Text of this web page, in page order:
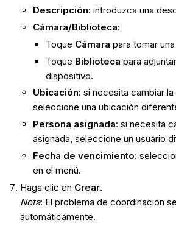
Descripción: introduzca una
Cámara/Biblioteca:
Toque Cámara para tomar
Toque Biblioteca para
dispositivo.
Ubicación: si necesita cambiar
seleccione una ubicación
Persona asignada: si necesita
asignada, seleccione un usuario
Fecha de vencimiento:
en el menú.
Haga clic en Crear.
Nota: El problema de coordinación
automáticamente.